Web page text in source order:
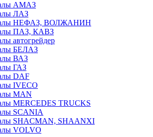
АМАЗ
ЛАЗ
НЕФАЗ, ВОЛЖАНИН
ПАЗ, КАВЗ
автогрейдер
БЕЛАЗ
ВАЗ
ГАЗ
DAF
IVECO
MAN
MERCEDES TRUCKS
SCANIA
SHACMAN, SHAANXI
VOLVO